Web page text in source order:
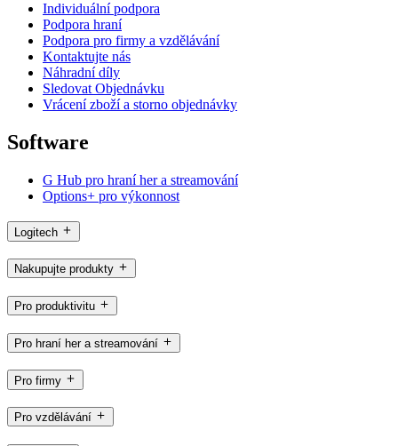
Individuální podpora
Podpora hraní
Podpora pro firmy a vzdělávání
Kontaktujte nás
Náhradní díly
Sledovat Objednávku
Vrácení zboží a storno objednávky
Software
G Hub pro hraní her a streamování
Options+ pro výkonnost
Logitech
Nakupujte produkty
Pro produktivitu
Pro hraní her a streamování
Pro firmy
Pro vzdělávání